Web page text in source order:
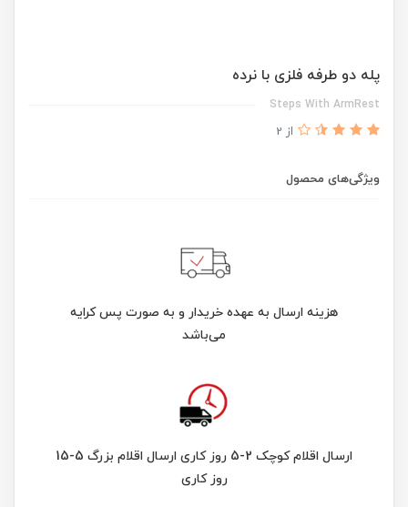
پله دو طرفه فلزی با نرده
Steps With ArmRest
از 2
ویژگی‌های محصول
هزینه ارسال به عهده خریدار و به صورت پس کرایه
می‌باشد
ارسال اقلام کوچک 2-5 روز کاری ارسال اقلام بزرگ 5-15
روز کاری